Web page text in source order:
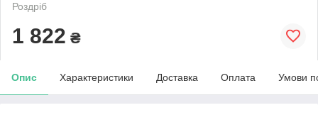
Роздріб
1 822 ₴
Опис Характеристики Доставка Оплата Умови